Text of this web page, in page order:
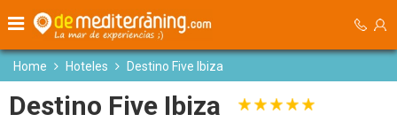
Home Hoteles Destino Five Ibiza
Destino Five Ibiza